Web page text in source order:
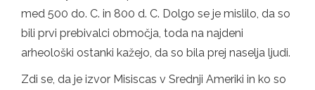
med 500 do. C. in 800 d. C. Dolgo se je mislilo, da so
bili prvi prebivalci območja, toda na najdeni
arheološki ostanki kažejo, da so bila prej naselja ljudi.
Zdi se, da je izvor Misiscas v Srednji Ameriki in ko so